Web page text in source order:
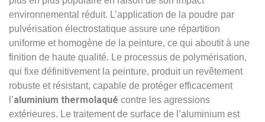
environnemental réduit. L’application de la poudre par
pulvérisation électrostatique assure une répartition
uniforme et homogène de la peinture, ce qui aboutit à une
finition de haute qualité. Le processus de polymérisation,
qui fixe définitivement la peinture, produit un revêtement
robuste et résistant, capable de protéger efficacement
l’aluminium thermolaqué contre les agressions
extérieures. Le traitement de surface de l’aluminium est